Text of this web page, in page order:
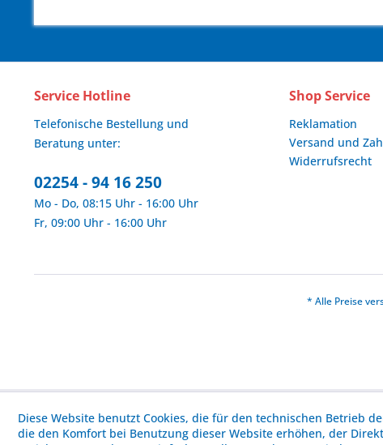
Service Hotline
Telefonische Bestellung und
Beratung unter:
02254 - 94 16 250
Mo - Do, 08:15 Uhr - 16:00 Uhr
Fr, 09:00 Uhr - 16:00 Uhr
Shop Service
Reklamation
Versand und
Widerrufsrecht
* Alle Preise
Diese Website benutzt Cookies, die für den technischen Betrieb
die den Komfort bei Benutzung dieser Website erhöhen, der